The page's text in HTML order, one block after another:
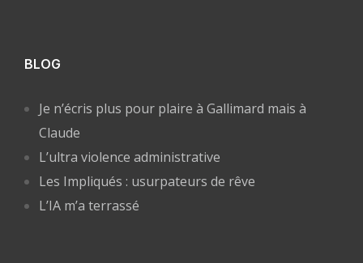
BLOG
Je n’écris plus pour plaire à Gallimard mais à
Claude
L’ultra violence administrative
Les Impliqués : usurpateurs de rêve
L’IA m’a terrassé